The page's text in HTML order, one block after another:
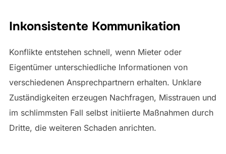
Inkonsistente Kommunikation
Konflikte entstehen schnell, wenn Mieter oder
Eigentümer unterschiedliche Informationen von
verschiedenen Ansprechpartnern erhalten. Unklare
Zuständigkeiten erzeugen Nachfragen, Misstrauen und
im schlimmsten Fall selbst initiierte Maßnahmen durch
Dritte, die weiteren Schaden anrichten.